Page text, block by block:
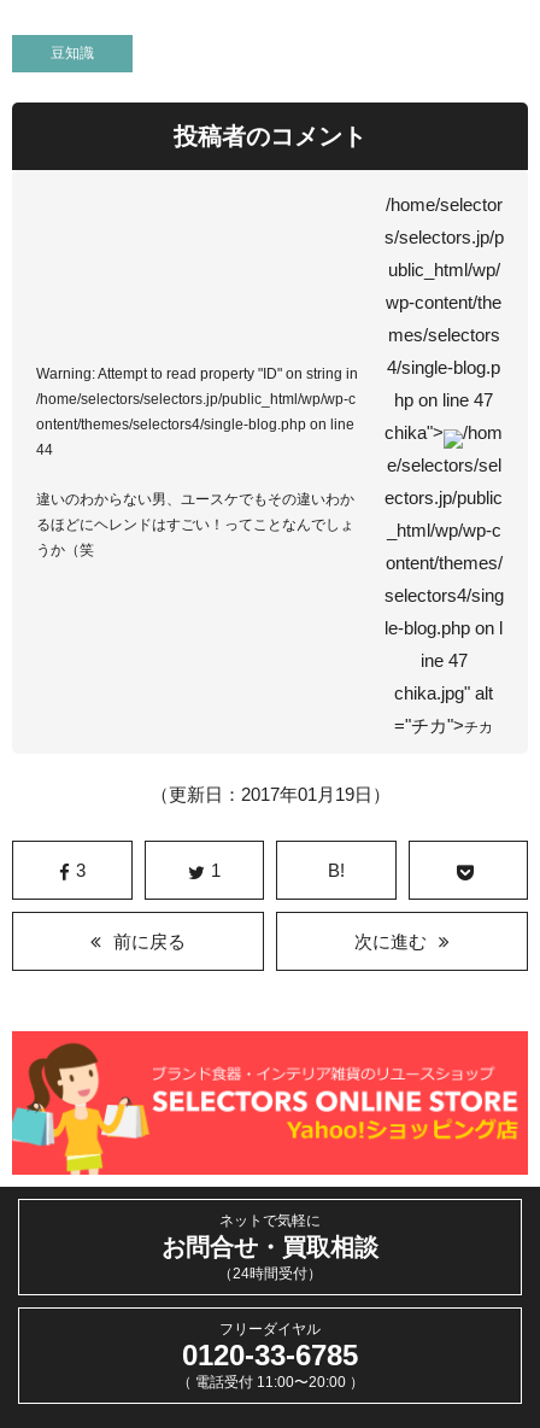
豆知識
投稿者のコメント
Warning: Attempt to read property "ID" on string in
/home/selectors/selectors.jp/public_html/wp/wp-c
ontent/themes/selectors4/single-blog.php on line
44
違いのわからない男、ユースケでもその違いわか
るほどにヘレンドはすごい！ってことなんでしょ
うか（笑
/home/selector
s/selectors.jp/p
ublic_html/wp/
wp-content/the
mes/selectors
4/single-blog.p
hp on line 47
chika">
/hom
e/selectors/sel
ectors.jp/public
_html/wp/wp-c
ontent/themes/
selectors4/sing
le-blog.php on l
ine 47
chika.jpg" alt
="チカ">チカ
（更新日：2017年01月19日）
3 1 B!
前に戻る 次に進む
ネットで気軽に
お問合せ・買取相談
（24時間受付）
フリーダイヤル
0120-33-6785
（ 電話受付 11:00〜20:00 ）